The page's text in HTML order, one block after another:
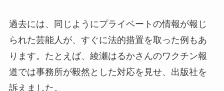
過去には、同じようにプライベートの情報が報じ
られた芸能人が、すぐに法的措置を取った例もあ
ります。たとえば、綾瀬はるかさんのワクチン報
道では事務所が毅然とした対応を見せ、出版社を
訴えました。